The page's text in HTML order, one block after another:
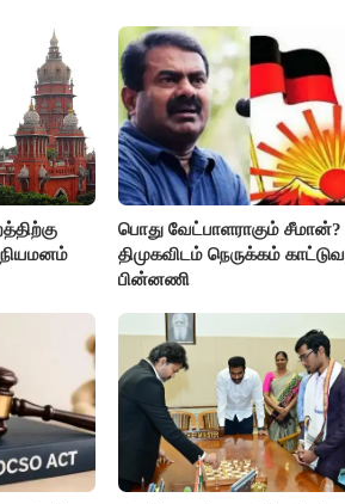
நியமனம்
பொது வேட்பாளராகும் சீமான்?
திமுகவிடம் நெருக்கம்
பின்னணி